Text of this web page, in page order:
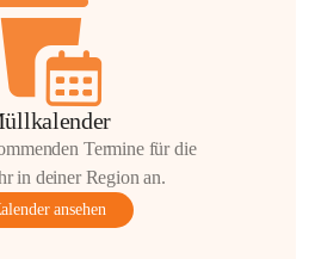
Termine für die
in deiner Region an.
ansehen